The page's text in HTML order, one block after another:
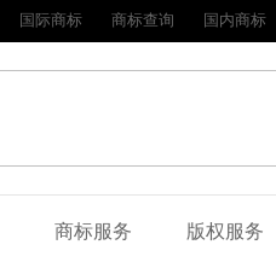
国际商标 商标查询 国内商标
商标服务 版权服务